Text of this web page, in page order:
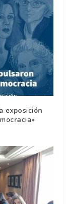
exposición